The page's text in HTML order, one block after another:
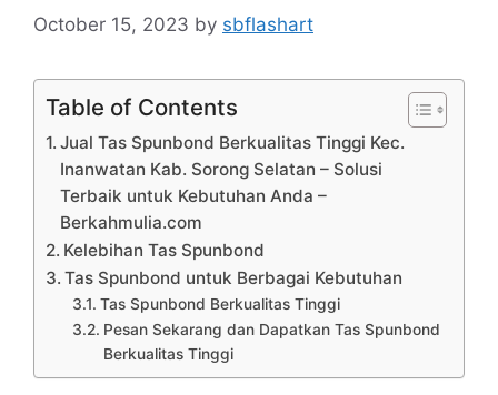
October 15, 2023 by sbflashart
Table of Contents
Jual Tas Spunbond Berkualitas Tinggi Kec.
Inanwatan Kab. Sorong Selatan – Solusi
Terbaik untuk Kebutuhan Anda –
Berkahmulia.com
Kelebihan Tas Spunbond
Tas Spunbond untuk Berbagai Kebutuhan
Tas Spunbond Berkualitas Tinggi
Pesan Sekarang dan Dapatkan Tas Spunbond
Berkualitas Tinggi